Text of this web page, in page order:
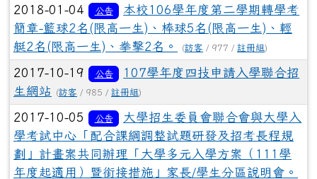
2018-01-04 公告
本校106學年度第二學期轉學考
簡章-籃球2名(限高一生)、棒球5名(限高一生)、輕
艇2名(限高一生)、拳擊2名。
(訪客 / 977 / 註冊組)
2017-10-19 公告
107學年度四技申請入學聯合招
生網站
(訪客 / 985 / 註冊組)
2017-10-05 公告
大學招生委員會聯合會與大學入
學考試中心「配合課綱調整試題研發及招考長程規
劃」計畫案共同辦理「大學多元入學方案（111學
年度起適用）暨銜接措施」家長/學生分區說明會。